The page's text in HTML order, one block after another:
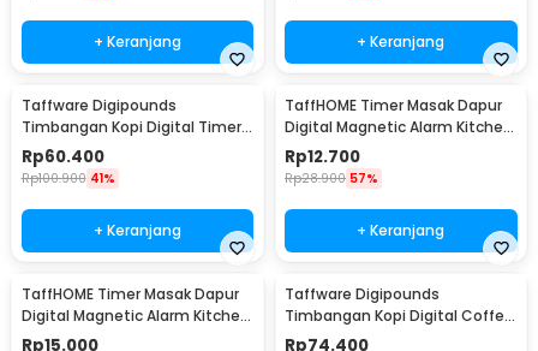
+ Keranjang + Keranjang
Taffware Digipounds
Timbangan Kopi Digital Timer
Coffee Scale 0.1g 5kg - MS-K07
Rp60.400
Rp100.900 41%
+ Keranjang
TaffHOME Timer Masak Dapur
Digital Magnetic Alarm Kitchen
Countdown - JS-113
Rp12.700
Rp28.900 57%
+ Keranjang
TaffHOME Timer Masak Dapur
Digital Magnetic Alarm Kitchen
Countdown - T10
Rp15.000
Taffware Digipounds
Timbangan Kopi Digital Coffee
Scale 3kg 0.1-1g - EK6002
Rp74.400